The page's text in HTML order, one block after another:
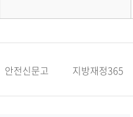
안전신문고 지방재정365